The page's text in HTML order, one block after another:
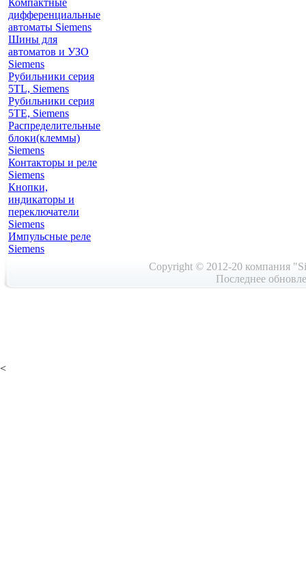
Компактные
дифференциальные
автоматы Siemens
Шины для
автоматов и УЗО
Siemens
Рубильники серия
5TL, Siemens
Рубильники серия
5TE, Siemens
Распределительные
блоки(клеммы)
Siemens
Контакторы и реле
Siemens
Кнопки,
индикаторы и
переключатели
Siemens
Импульсные реле
Siemens
Copyright © 2012-20 компания
Последнее
<